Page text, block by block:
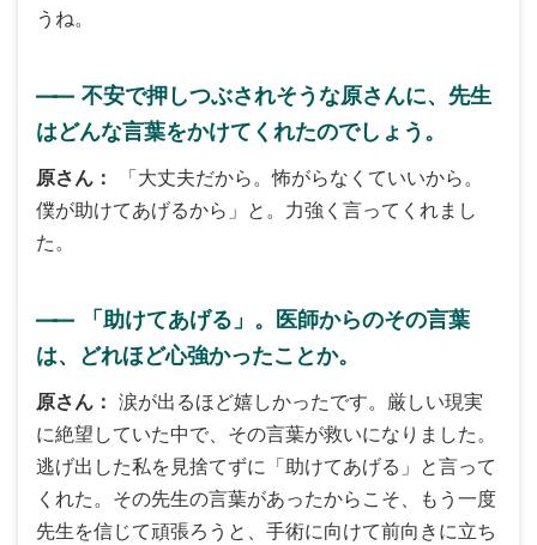
うね。
―― 不安で押しつぶされそうな原さんに、先生
はどんな言葉をかけてくれたのでしょう。
原さん
「大丈夫だから。怖がらなくていいから。
僕が助けてあげるから」と。力強く言ってくれまし
た。
――
「助けてあげる」。医師からのその言葉
は、どれほど心強かったことか。
原さん
涙が出るほど嬉しかったです。厳しい現実
に絶望していた中で、その言葉が救いになりました。
逃げ出した私を見捨てずに「助けてあげる」と言って
くれた。その先生の言葉があったからこそ、もう一度
先生を信じて頑張ろうと、手術に向けて前向きに立ち